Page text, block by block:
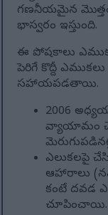
గణనీయమైన
భాస్వరం ఇస్తుంది.
ఈ పోషకాలు
పెరిగే కొద్దీ
సహాయపడతాయి.
2006
వ్యాయామం
ఎలుకలపై
ఆహారాలు
కంటే దవడ
చూపించాయి.